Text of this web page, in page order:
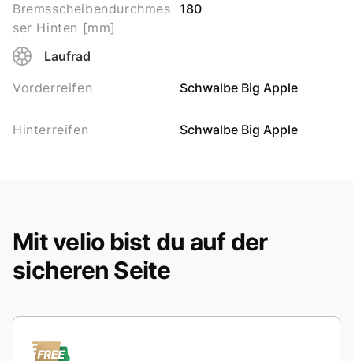
Bremsscheibendurchmes
ser Hinten [mm]
180
Laufrad
Vorderreifen
Schwalbe Big Apple
Hinterreifen Schwalbe Big Apple
Mit velio bist du auf der
sicheren Seite